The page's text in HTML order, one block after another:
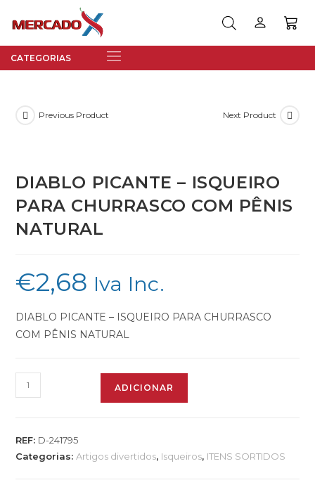
Previous Product Next Product
DIABLO PICANTE – ISQUEIRO
PARA CHURRASCO COM PÊNIS
NATURAL
€2,68 Iva Inc.
DIABLO PICANTE – ISQUEIRO PARA CHURRASCO
COM PÊNIS NATURAL
ADICIONAR
REF: D-241795
Categorias: Artigos divertidos, Isqueiros, ITENS SORTIDOS